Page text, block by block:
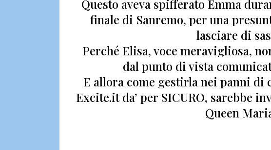
Questo aveva spifferato Emma
finale di Sanremo, per una
lasciare di
Perché Elisa, voce meravigliosa,
dal punto di vista
E allora come gestirla nei panni di
Excite.it da’ per SICURO, sarebbe
Queen